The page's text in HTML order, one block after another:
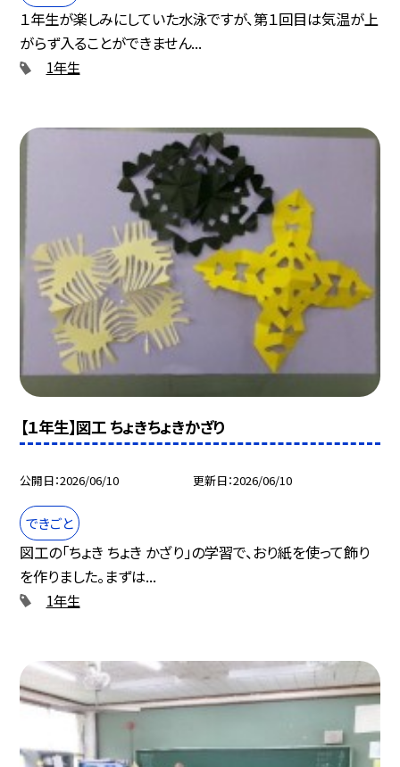
１年生が楽しみにしていた水泳ですが、第１回目は気温が上
がらず入ることができません...
1年生
【１年生】図工 ちょきちょきかざり
公開日 2026/06/10 更新日 2026/06/10
できごと
図工の「ちょき ちょき かざり」の学習で、おり紙を使って飾り
を作りました。まずは...
1年生